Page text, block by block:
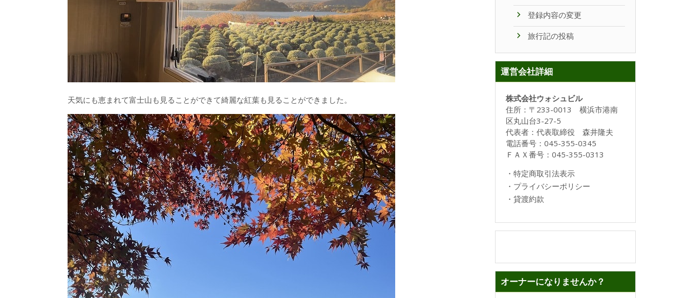
天気にも恵まれて富士山も見ることができて綺麗な紅葉も見ることができました。
登録内容の変更
旅行記の投稿
運営会社詳細
株式会社ウォシュビル
住所：〒233-0013 横浜市港南
区丸山台3-27-5
代表者：代表取締役 森井隆夫
電話番号：045-355-0345
ＦＡＸ番号：045-355-0313
・ 特定商取引法表示
・ プライバシーポリシー
・ 貸渡約款
オーナーになりませんか？